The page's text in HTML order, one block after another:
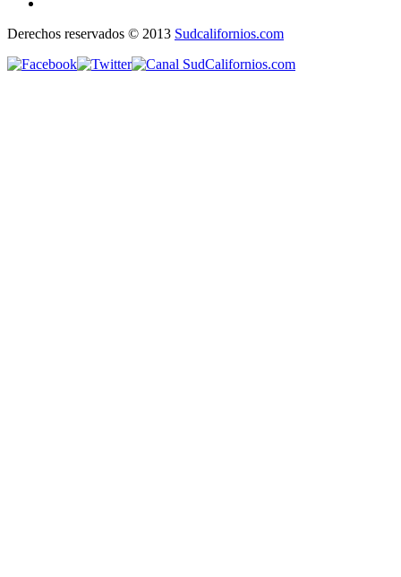
Derechos reservados © 2013 Sudcalifornios.com